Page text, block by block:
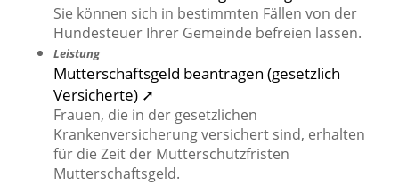
Sie können sich in bestimmten Fällen von der
Hundesteuer Ihrer Gemeinde befreien lassen.
Leistung
Mutterschaftsgeld beantragen (gesetzlich
Versicherte) ➚
Frauen, die in der gesetzlichen
Krankenversicherung versichert sind, erhalten
für die Zeit der Mutterschutzfristen
Mutterschaftsgeld.